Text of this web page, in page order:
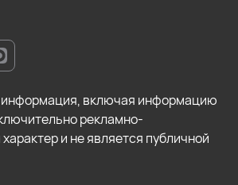
информация, включая информацию
рекламно-
и не является публичной